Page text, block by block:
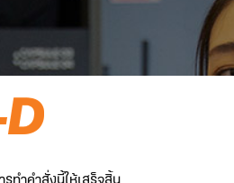
ทำคำสั่งนี้ให้เสร็จสิ้น